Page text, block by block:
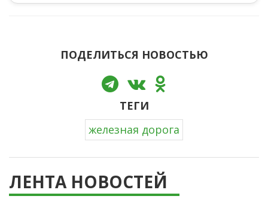
ПОДЕЛИТЬСЯ НОВОСТЬЮ
ТЕГИ
железная дорога
ЛЕНТА НОВОСТЕЙ